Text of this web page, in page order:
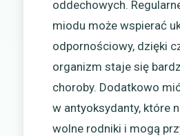
oddechowych.
miodu może wspierać
odpornościowy, dzięki
organizm staje się
choroby. Dodatkowo
w antyoksydanty, które
wolne rodniki i mogą